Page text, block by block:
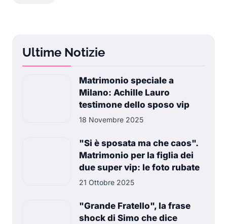
Ultime Notizie
Matrimonio speciale a
Milano: Achille Lauro
testimone dello sposo vip
18 Novembre 2025
"Si è sposata ma che caos".
Matrimonio per la figlia dei
due super vip: le foto rubate
21 Ottobre 2025
"Grande Fratello", la frase
shock di Simo che dice